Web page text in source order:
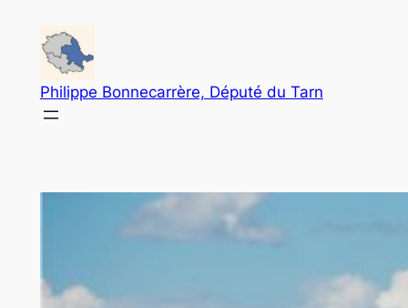
contenu
Philippe Bonnecarrère, Député du Tarn